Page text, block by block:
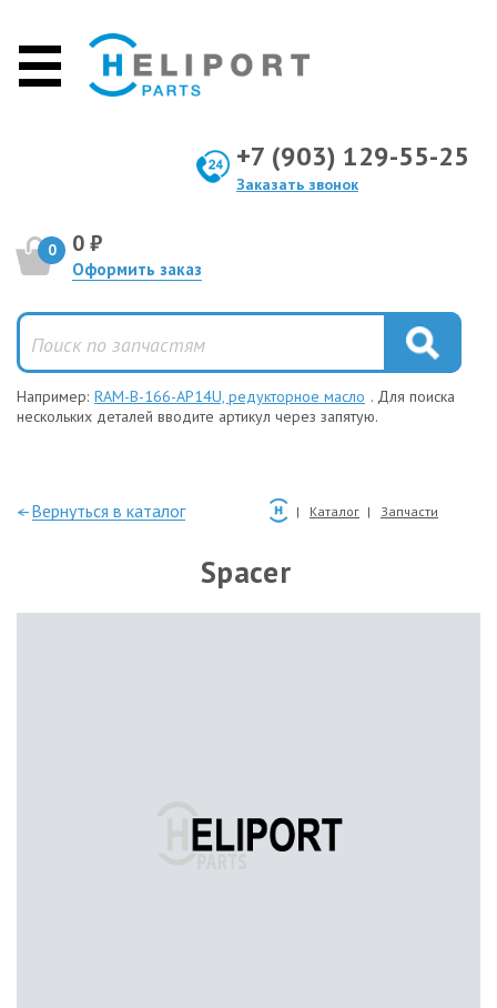
+7 (903) 129-55-25
Заказать звонок
0 0 ₽
Оформить заказ
Например: RAM-B-166-AP14U, редукторное масло . Для поиска
нескольких деталей вводите артикул через запятую.
—Вернуться в каталог Каталог Запчасти
Spacer